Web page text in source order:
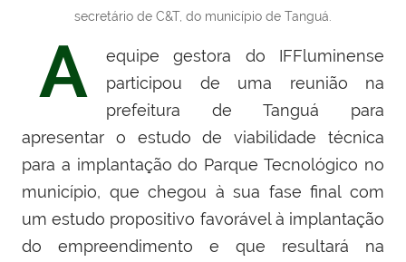
secretário de C&T, do município de Tanguá.
A
equipe gestora do IFFluminense
participou de uma reunião na
prefeitura de Tanguá para
apresentar o estudo de viabilidade técnica
para a implantação do Parque Tecnológico no
município, que chegou à sua fase final com
um estudo propositivo favorável à implantação
do empreendimento e que resultará na